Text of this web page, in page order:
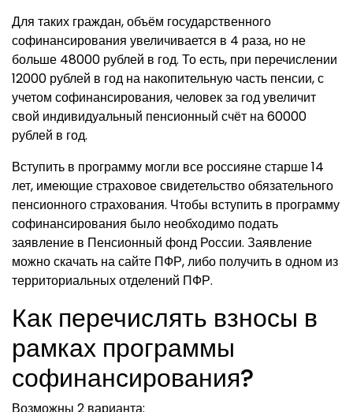
Для таких граждан, объём государственного
софинансирования увеличивается в 4 раза, но не
больше 48000 рублей в год. То есть, при перечислении
12000 рублей в год на накопительную часть пенсии, с
учетом софинансирования, человек за год увеличит
свой индивидуальный пенсионный счёт на 60000
рублей в год.
Вступить в программу могли все россияне старше 14
лет, имеющие страховое свидетельство обязательного
пенсионного страхования. Чтобы вступить в программу
софинансирования было необходимо подать
заявление в Пенсионный фонд России. Заявление
можно скачать на сайте ПФР, либо получить в одном из
территориальных отделений ПФР.
Как перечислять взносы в
рамках программы
софинансирования?